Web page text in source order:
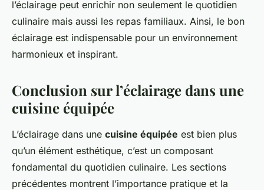
l’éclairage peut enrichir non seulement le quotidien
culinaire mais aussi les repas familiaux. Ainsi, le bon
éclairage est indispensable pour un environnement
harmonieux et inspirant.
Conclusion sur l’éclairage dans une
cuisine équipée
L’éclairage dans une cuisine équipée est bien plus
qu’un élément esthétique, c’est un composant
fondamental du quotidien culinaire. Les sections
précédentes montrent l’importance pratique et la